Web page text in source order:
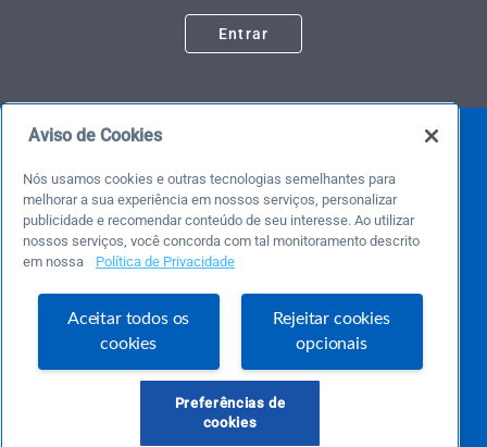
Entrar
Este é um blog colaborativo.
O Sebrae não se responsabiliza pelo conteúdo publicado por terceiros.
Uma das maiores Comunidades de Empreendedorismo do Brasil, a Comunidade
Sebrae foi criada para entregar conteúdos em diversos formatos, inovadores,
pertinentes e temas específicos que se conecte com a realidade da sua empresa.
E claro, conte sempre com o Sebrae/PR, em todos os momentos de sua vida
Aviso de Cookies
Nós usamos cookies e outras tecnologias semelhantes para
melhorar a sua experiência em nossos serviços, personalizar
publicidade e recomendar conteúdo de seu interesse. Ao utilizar
nossos serviços, você concorda com tal monitoramento descrito
em nossa
Política de Privacidade
Aceitar todos os
cookies
Rejeitar cookies
opcionais
Preferências de
cookies